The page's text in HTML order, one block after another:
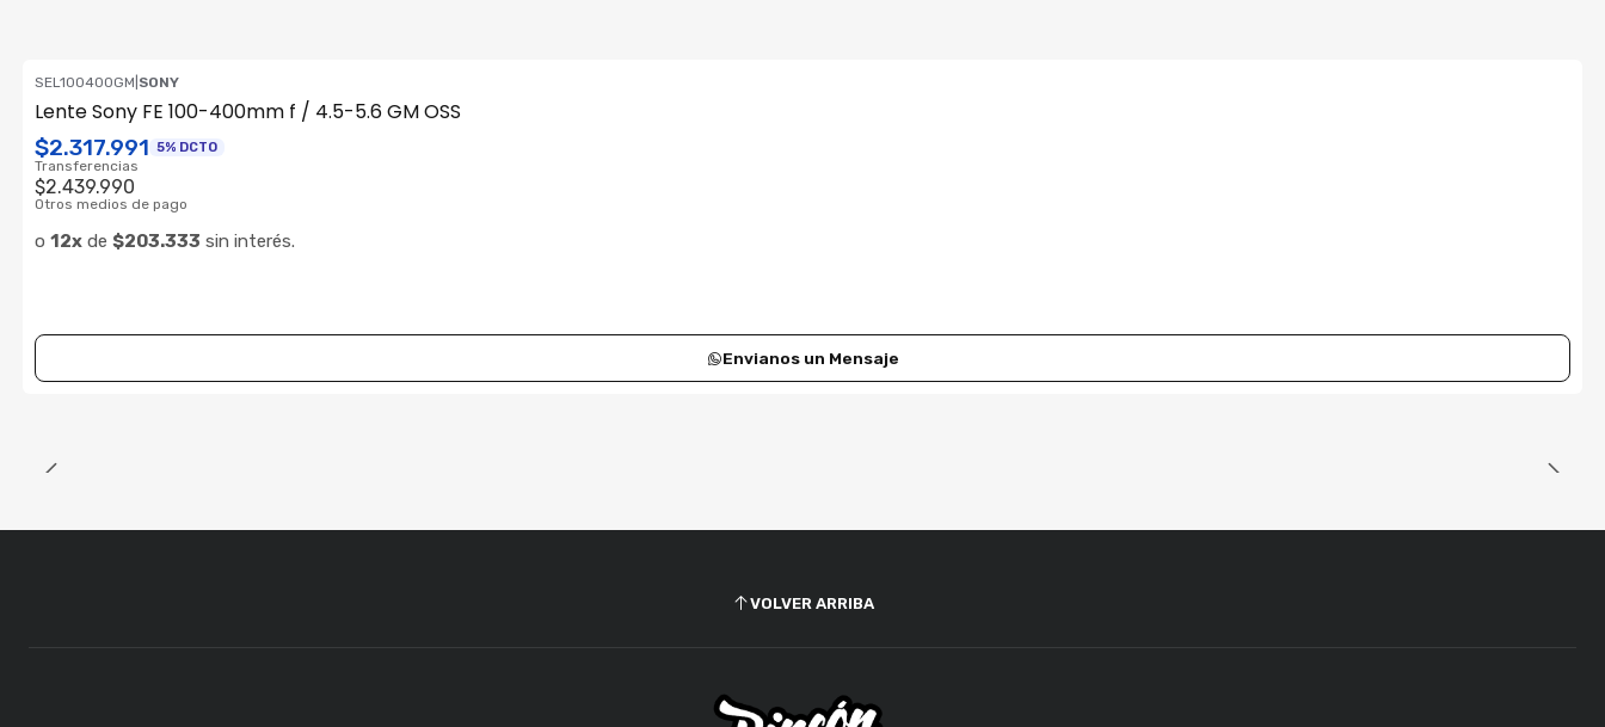
Consultar su Stock
SEL100400GM SONY
Lente Sony FE 100-400mm f / 4.5-5.6 GM OSS
$2.317.991 5% DCTO
Transferencias
$2.439.990
Otros medios de pago
o 12xde $203.333 sin interés.
Envianos un Mensaje
VOLVER ARRIBA